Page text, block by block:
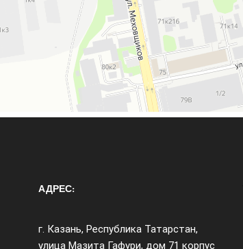
АДРЕС:
г. Казань, Республика Татарстан,
улица Мазита Гафури, дом 71 корпус